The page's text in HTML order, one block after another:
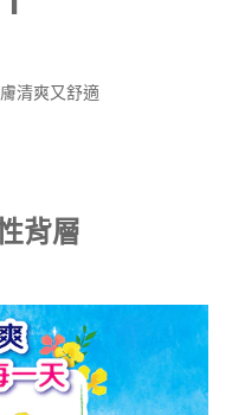
清爽又舒適
背層